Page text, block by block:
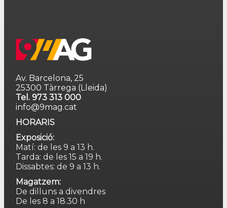
Av. Barcelona, 25
25300 Tàrrega (Lleida)
Tel. 973 313 000
info@9mag.cat
HORARIS
Exposició:
Matí: de les 9 a 13 h.
Tarda: de les 15 a 19 h.
Dissabtes: de 9 a 13 h.
Magatzem:
De dilluns a divendres
De les 8 a 18.30 h